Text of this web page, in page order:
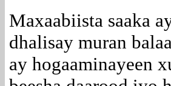
Maxaabiista saaka
dhalisay muran
ay hogaaminayeen